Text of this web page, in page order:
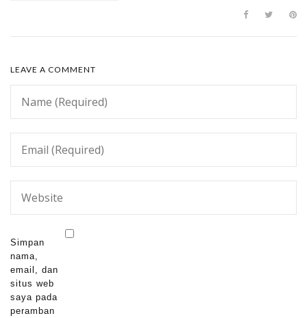
LEAVE A COMMENT
Simpan
nama,
email, dan
situs web
saya pada
peramban